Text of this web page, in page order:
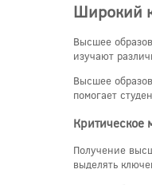
Широкий
Высшее
изучают
Высшее
помогает
Критическое
Получение
выделять